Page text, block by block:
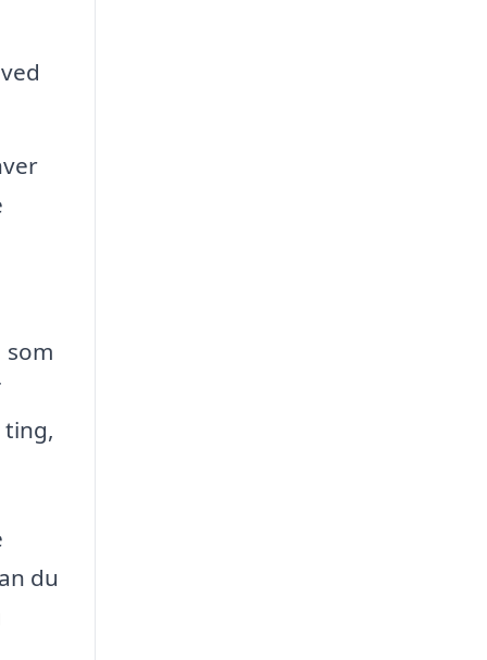
du